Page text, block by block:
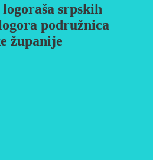
srpskih
podružnica
županije